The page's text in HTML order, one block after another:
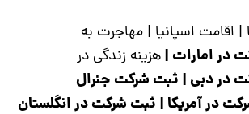
| اقامت اسپانیا | مهاجرت به
در امارات |هزینه زندگی در
در دبی | ثبت شرکت جنرال
در آمریکا | ثبت شرکت در انگلستان